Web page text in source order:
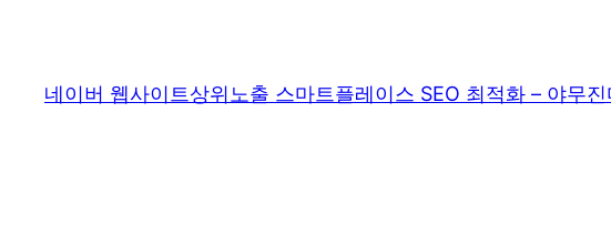
네이버 웹사이트상위노출 스마트플레이스 SEO 최적화 – 야무진